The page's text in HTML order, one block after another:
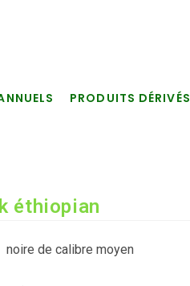
PRODUITS DÉRIVÉS
éthiopian
noire de calibre moyen